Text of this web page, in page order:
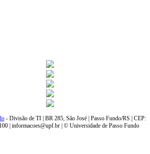
- Divisão de TI | BR 285, São José | Passo Fundo/RS | CEP:
| informacoes@upf.br | © Universidade de Passo Fundo